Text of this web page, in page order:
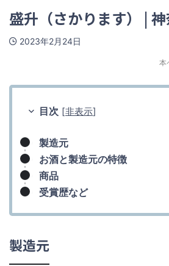
盛升（さかります） |
2023年2月24日
本
目次 [非表示]
製造元
お酒と製造元の特徴
商品
受賞歴など
製造元